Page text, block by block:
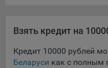
предоставляемый
Mountain View, CA 94043,
конфиденциальности
Взять кредит на
Кредит 10000 рублей
Беларуси как с полным